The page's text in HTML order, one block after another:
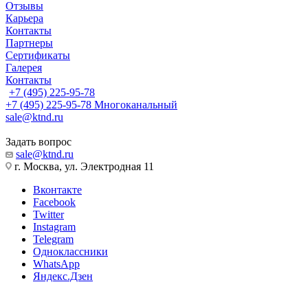
Отзывы
Карьера
Контакты
Партнеры
Сертификаты
Галерея
Контакты
+7 (495) 225-95-78
+7 (495) 225-95-78 Многоканальный
sale@ktnd.ru
Задать вопрос
sale@ktnd.ru
г. Москва, ул. Электродная 11
Вконтакте
Facebook
Twitter
Instagram
Telegram
Одноклассники
WhatsApp
Яндекс.Дзен